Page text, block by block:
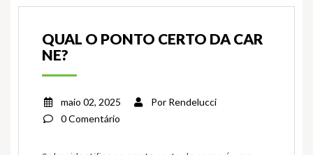
QUAL O PONTO CERTO DA CAR
NE?
maio 02, 2025 Por Rendelucci
0 Comentário